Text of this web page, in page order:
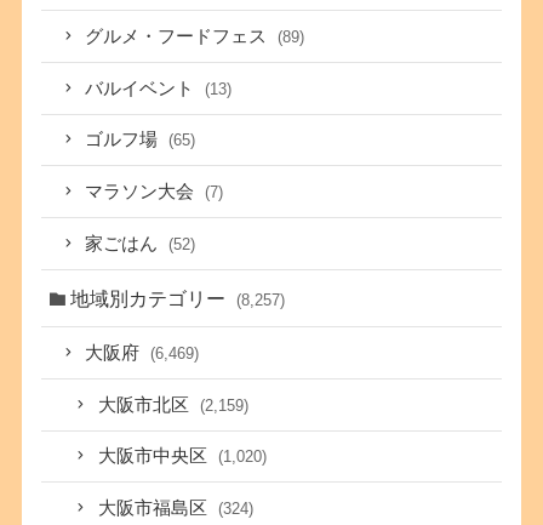
グルメ・フードフェス (89)
バルイベント (13)
ゴルフ場 (65)
マラソン大会 (7)
家ごはん (52)
地域別カテゴリー (8,257)
大阪府 (6,469)
大阪市北区 (2,159)
大阪市中央区 (1,020)
大阪市福島区 (324)